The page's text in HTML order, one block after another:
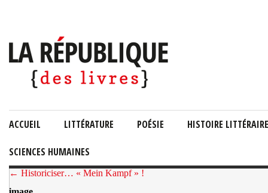
ACCUEIL LITTÉRATURE POÉSIE HISTOIRE LITTÉRAIRE
SCIENCES HUMAINES
← Historiciser… « Mein Kampf » !